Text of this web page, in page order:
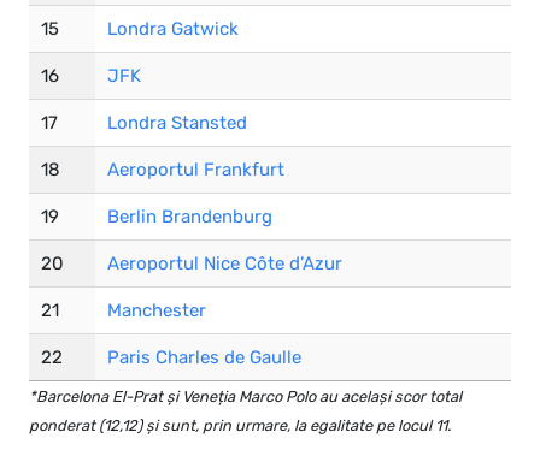
15 Londra Gatwick
16 JFK
17 Londra Stansted
18 Aeroportul Frankfurt
19 Berlin Brandenburg
20 Aeroportul Nice Côte d’Azur
21 Manchester
22 Paris Charles de Gaulle
*Barcelona El-Prat și Veneția Marco Polo au același scor total
ponderat (12,12) și sunt, prin urmare, la egalitate pe locul 11.